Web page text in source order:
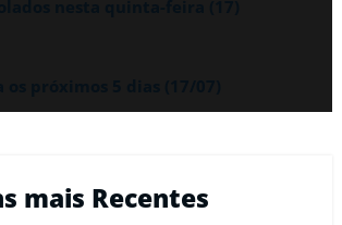
mais Recentes